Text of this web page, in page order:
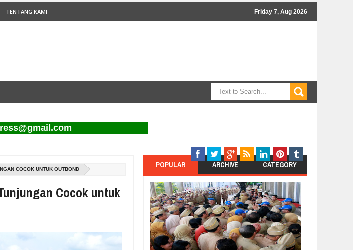
TENTANG KAMI Friday 7, Aug 2026
COCOK UNTUK OUTBOND
Cocok untuk
POPULAR ARCHIVE CATEGORY